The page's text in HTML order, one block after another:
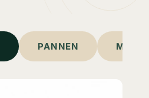
PANNEN